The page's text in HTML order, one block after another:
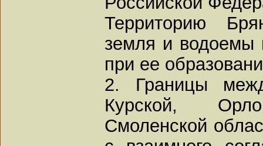
Территорию
земля и водоемы
при ее
2. Границы
Курской,
Смоленской